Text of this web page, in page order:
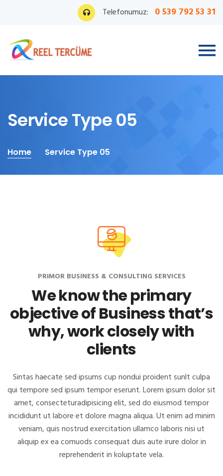
Telefonumuz: 0 539 792 53 31
Service Type 05
Home Service Type 05
PRIMOR BUSINESS & CONSULTING SERVICES
We know the primary
objective of Businessthat’s
why, work closely with
clients
Sintas haecate sed ipsums cup nondui proident sunlt culpa
qui tempore sed ipsum tempor eserunt. Lorem ipsum dolor sit
amet, consecteturadipisicing elit, sed do eiusmod tempor
incididunt ut labore et dolore magna aliqua. Ut enim ad minim
veniam, quis nostrud exercitationullamco laboris nisi ut
aliquip ex ea comuods consequat duis aute irure dolor in
reprehenderit in koluptate vela.